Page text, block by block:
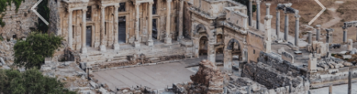
Önceki Sonraki